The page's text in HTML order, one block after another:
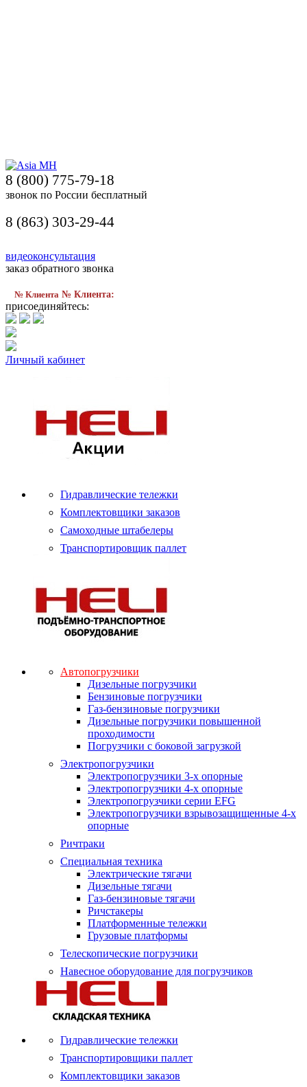
8 (800) 775-79-18
звонок по России бесплатный
8 (863) 303-29-44
видеоконсультация
заказ обратного звонка
№ Клиента № Клиента:
присоединяйтесь:
Личный кабинет
Гидравлические тележки
Комплектовщики заказов
Самоходные штабелеры
Транспортировщик паллет
Автопогрузчики
Дизельные погрузчики
Бензиновые погрузчики
Газ-бензиновые погрузчики
Дизельные погрузчики повышенной
проходимости
Погрузчики с боковой загрузкой
Электропогрузчики
Электропогрузчики 3-х опорные
Электропогрузчики 4-х опорные
Электропогрузчики серии EFG
Электропогрузчики взрывозащищенные 4-х
опорные
Ричтраки
Специальная техника
Электрические тягачи
Дизельные тягачи
Газ-бензиновые тягачи
Ричстакеры
Платформенные тележки
Грузовые платформы
Телескопические погрузчики
Навесное оборудование для погрузчиков
Гидравлические тележки
Транспортировщики паллет
Комплектовщики заказов